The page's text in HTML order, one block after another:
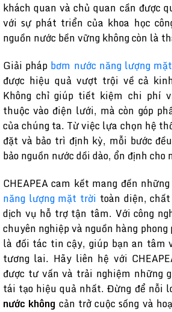
khách quan và chủ quan cần được
với sự phát triển của khoa học
nguồn nước bền vững không còn là
Giải pháp bơm nước năng lượng
được hiệu quả vượt trội về cả
Không chỉ giúp tiết kiệm chi phí
thuộc vào điện lưới, mà còn góp
của chúng ta. Từ việc lựa chọn hệ
đặt và bảo trì định kỳ, mỗi bước
bảo nguồn nước dồi dào, ổn định cho
CHEAPEA cam kết mang đến
năng lượng mặt trời toàn diện,
dịch vụ hỗ trợ tận tâm. Với công
chuyên nghiệp và nguồn hàng
là đối tác tin cậy, giúp bạn an tâm
tương lai. Hãy liên hệ với
được tư vấn và trải nghiệm những
tái tạo hiệu quả nhất. Đừng để nỗi
nước không cản trở cuộc sống và